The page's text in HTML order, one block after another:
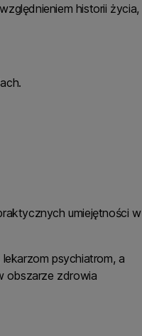
historii życia,
umiejętności w
psychiatrom, a
obszarze zdrowia